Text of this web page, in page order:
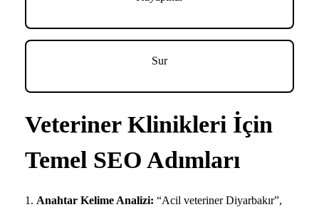
Sur
Veteriner Klinikleri İçin
Temel SEO Adımları
Anahtar Kelime Analizi: “Acil veteriner Diyarbakır”,